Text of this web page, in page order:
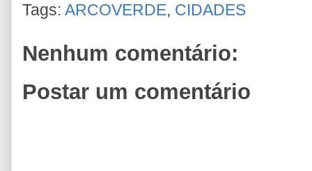
Tags: ARCOVERDE, CIDADES
Nenhum comentário:
Postar um comentário